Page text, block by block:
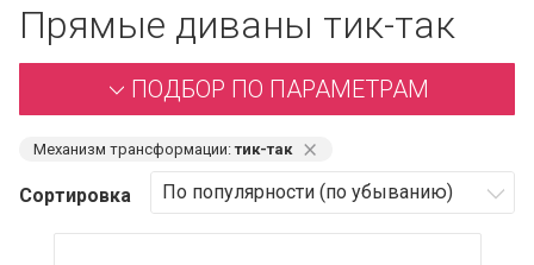
Прямые диваны тик-так
ПОДБОР ПО ПАРАМЕТРАМ
Механизм трансформации:тик-так ⨯
Сортировка